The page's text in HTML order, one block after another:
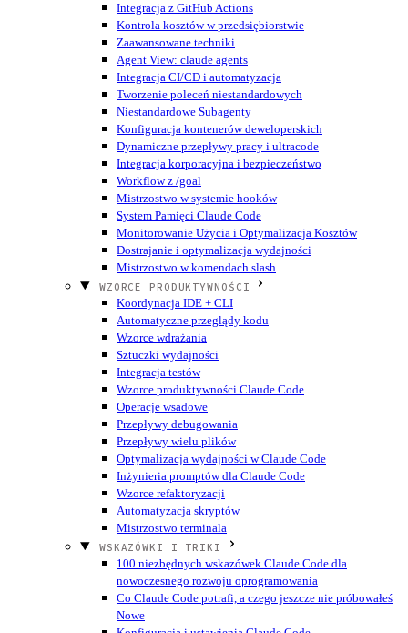
Integracja z GitHub Actions
Kontrola kosztów w przedsiębiorstwie
Zaawansowane techniki
Agent View: claude agents
Integracja CI/CD i automatyzacja
Tworzenie poleceń niestandardowych
Niestandardowe Subagenty
Konfiguracja kontenerów deweloperskich
Dynamiczne przepływy pracy i ultracode
Integracja korporacyjna i bezpieczeństwo
Workflow z /goal
Mistrzostwo w systemie hooków
System Pamięci Claude Code
Monitorowanie Użycia i Optymalizacja Kosztów
Dostrajanie i optymalizacja wydajności
Mistrzostwo w komendach slash
WZORCE PRODUKTYWNOŚCI
Koordynacja IDE + CLI
Automatyczne przeglądy kodu
Wzorce wdrażania
Sztuczki wydajności
Integracja testów
Wzorce produktywności Claude Code
Operacje wsadowe
Przepływy debugowania
Przepływy wielu plików
Optymalizacja wydajności w Claude Code
Inżynieria promptów dla Claude Code
Wzorce refaktoryzacji
Automatyzacja skryptów
Mistrzostwo terminala
WSKAZÓWKI I TRIKI
100 niezbędnych wskazówek Claude Code dla
nowoczesnego rozwoju oprogramowania
Co Claude Code potrafi, a czego jeszcze nie próbowałeś
Nowe